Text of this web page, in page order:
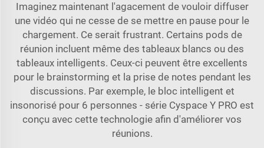
Imaginez maintenant l'agacement de vouloir diffuser
une vidéo qui ne cesse de se mettre en pause pour le
chargement. Ce serait frustrant. Certains pods de
réunion incluent même des tableaux blancs ou des
tableaux intelligents. Ceux-ci peuvent être excellents
pour le brainstorming et la prise de notes pendant les
discussions. Par exemple, le bloc intelligent et
insonorisé pour 6 personnes - série Cyspace Y PRO est
conçu avec cette technologie afin d'améliorer vos
réunions.